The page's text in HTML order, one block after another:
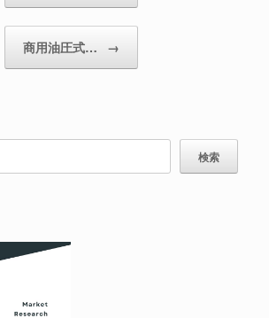
商用油圧式… →
検索